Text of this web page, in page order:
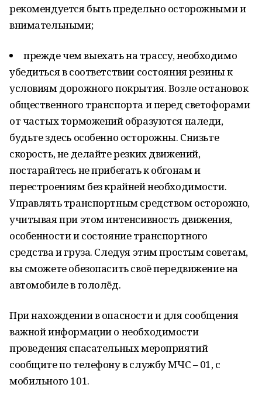
рекомендуется быть предельно осторожными и
внимательными;
прежде чем выехать на трассу, необходимо
убедиться в соответствии состояния резины к
условиям дорожного покрытия. Возле остановок
общественного транспорта и перед светофорами
от частых торможений образуются наледи,
будьте здесь особенно осторожны. Снизьте
скорость, не делайте резких движений,
постарайтесь не прибегать к обгонам и
перестроениям без крайней необходимости.
Управлять транспортным средством осторожно,
учитывая при этом интенсивность движения,
особенности и состояние транспортного
средства и груза. Следуя этим простым советам,
вы сможете обезопасить своё передвижение на
автомобиле в гололёд.
При нахождении в опасности и для сообщения
важной информации о необходимости
проведения спасательных мероприятий
сообщите по телефону в службу МЧС – 01, с
мобильного 101.